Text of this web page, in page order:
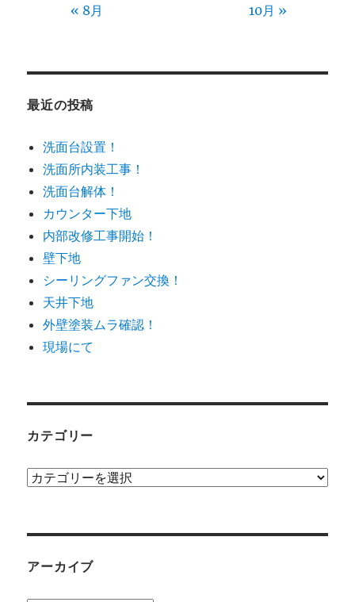
« 8月 10月 »
最近の投稿
洗面台設置！
洗面所内装工事！
洗面台解体！
カウンター下地
内部改修工事開始！
壁下地
シーリングファン交換！
天井下地
外壁塗装ムラ確認！
現場にて
カテゴリー
カ
ー
アーカイブ